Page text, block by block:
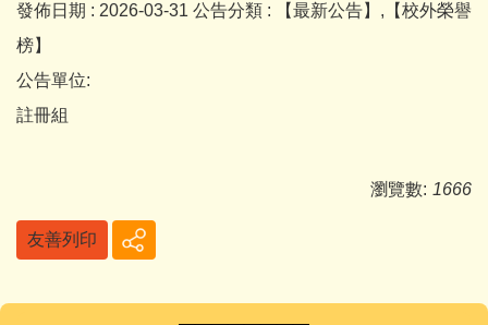
發佈日期 : 2026-03-31 公告分類 :
【最新公告】,【校外榮譽
榜】
公告單位:
註冊組
瀏覽數: 1666
友善列印